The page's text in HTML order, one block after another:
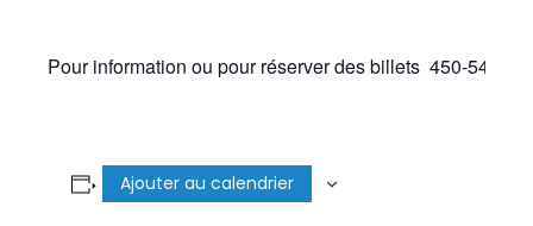
Pour information ou pour réserver des billets 450-549-
Ajouter au calendrier